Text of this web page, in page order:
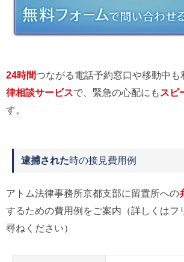
24時間つながる電話予約窓口や移動中も
律相談サービスで、緊急の心配にも スピ
す。
逮捕された時の接見費用例
アトム法律事務所京都支部に留置所への
するための費用例をご案内（詳しくはフ
尋ねください）